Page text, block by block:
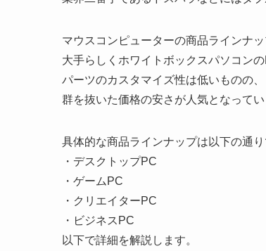
マウスコンピューターの商品ラインナッ
大手らしくホワイトボックスパソコン
パーツのカスタマイズ性は低いものの、
群を抜いた価格の安さが人気となってい
具体的な商品ラインナップは以下の通
・デスクトップPC
・ゲームPC
・クリエイターPC
・ビジネスPC
以下で詳細を解説します。